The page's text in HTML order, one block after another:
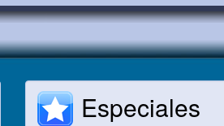
Especiales